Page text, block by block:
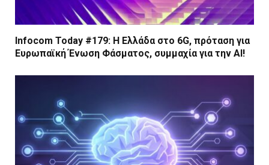
Infocom Today #179: Η Ελλάδα στο 6G, πρόταση για
Ευρωπαϊκή Ένωση Φάσματος, συμμαχία για την AI!